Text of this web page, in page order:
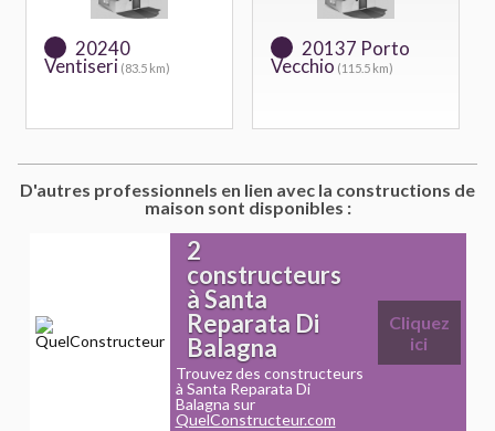
20240
Ventiseri (83.5 km)
20137 Porto
Vecchio (115.5 km)
D'autres professionnels en lien avec la constructions de
maison sont disponibles :
2
constructeurs
à Santa
Reparata Di
Balagna
Trouvez des constructeurs
à Santa Reparata Di
Balagna sur
QuelConstructeur.com
Cliquez
ici